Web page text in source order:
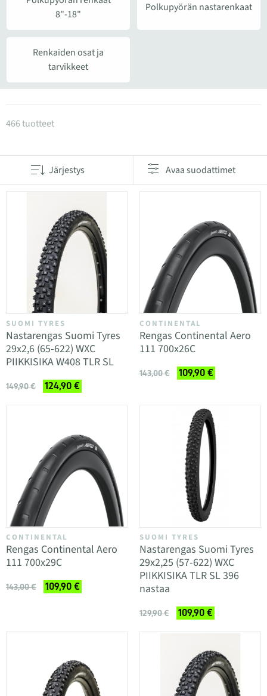
8"-18"
Polkupyörän nastarenkaat
Renkaiden osat ja
tarvikkeet
Tuotteet kategoriassa Polkupyörän renkaat
466 tuotteet
Järjestys Avaa suodattimet
SUOMI TYRES
Nastarengas Suomi Tyres
29x2,6 (65-622) WXC
PIIKKISIKA W408 TLR SL
149,90 € 124,90 €
CONTINENTAL
Rengas Continental Aero
111 700x26C
143,00 € 109,90 €
CONTINENTAL
Rengas Continental Aero
111 700x29C
143,00 € 109,90 €
SUOMI TYRES
Nastarengas Suomi Tyres
29x2,25 (57-622) WXC
PIIKKISIKA TLR SL 396
nastaa
129,90 € 109,90 €